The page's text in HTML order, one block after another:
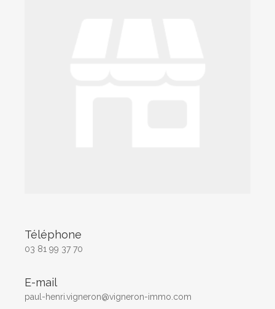
Téléphone
03 81 99 37 70
E-mail
paul-henri.vigneron@vigneron-immo.com